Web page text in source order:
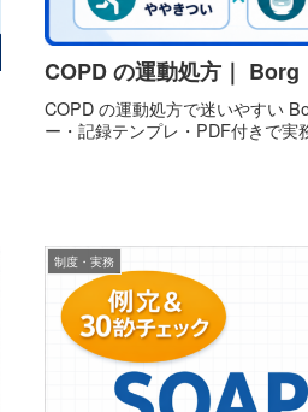
COPD の運動処方｜
COPD の運動処方で迷いやすい
ー・記録テンプレ・PDF付きで実
制度・実務